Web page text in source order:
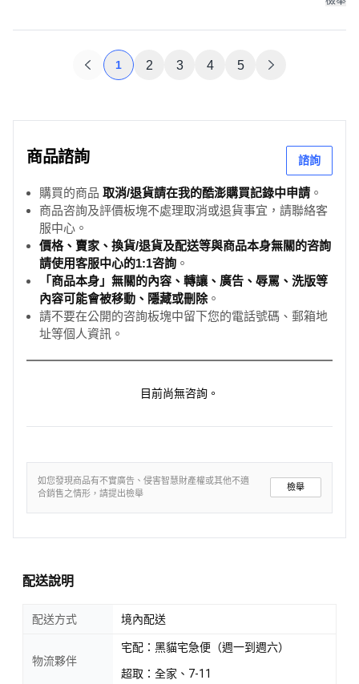
1 2 3 4 5
商品諮詢 諮詢
購買的商品 取消/退貨請在我的酷澎購買記錄中申請 。
商品咨詢及評價板塊不處理取消或退貨事宜，請聯絡客
服中心。
價格、賣家、換貨/退貨及配送等與商品本身無關的咨詢
請使用客服中心的1:1咨詢 。
「商品本身」無關的內容、轉讓、廣告、辱罵、洗版等
內容可能會被移動、隱藏或刪除。
請不要在公開的咨詢板塊中留下您的電話號碼、郵箱地
址等個人資訊。
目前尚無咨詢。
如您發現商品有不實廣告、侵害智慧財產權或其他不適
合銷售之情形，請提出檢舉
檢舉
配送說明
配送方式 境內配送
物流夥伴
宅配：黑貓宅急便（週一到週六）
超取：全家、7-11